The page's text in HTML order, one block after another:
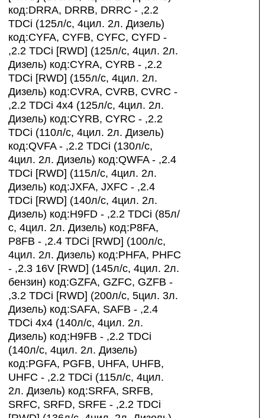
код:DRRA, DRRB, DRRC - ,2.2
TDCi (125л/с, 4цил. 2л. Дизель)
код:CYFA, CYFB, CYFC, CYFD -
,2.2 TDCi [RWD] (125л/с, 4цил. 2л.
Дизель) код:CYRA, CYRB - ,2.2
TDCi [RWD] (155л/с, 4цил. 2л.
Дизель) код:CVRA, CVRB, CVRC -
,2.2 TDCi 4x4 (125л/с, 4цил. 2л.
Дизель) код:CYRB, CYRC - ,2.2
TDCi (110л/с, 4цил. 2л. Дизель)
код:QVFA - ,2.2 TDCi (130л/с,
4цил. 2л. Дизель) код:QWFA - ,2.4
TDCi [RWD] (115л/с, 4цил. 2л.
Дизель) код:JXFA, JXFC - ,2.4
TDCi [RWD] (140л/с, 4цил. 2л.
Дизель) код:H9FD - ,2.2 TDCi (85л/
с, 4цил. 2л. Дизель) код:P8FA,
P8FB - ,2.4 TDCi [RWD] (100л/с,
4цил. 2л. Дизель) код:PHFA, PHFC
- ,2.3 16V [RWD] (145л/с, 4цил. 2л.
бензин) код:GZFA, GZFC, GZFB -
,3.2 TDCi [RWD] (200л/с, 5цил. 3л.
Дизель) код:SAFA, SAFB - ,2.4
TDCi 4x4 (140л/с, 4цил. 2л.
Дизель) код:H9FB - ,2.2 TDCi
(140л/с, 4цил. 2л. Дизель)
код:PGFA, PGFB, UHFA, UHFB,
UHFC - ,2.2 TDCi (115л/с, 4цил.
2л. Дизель) код:SRFA, SRFB,
SRFC, SRFD, SRFE - ,2.2 TDCi